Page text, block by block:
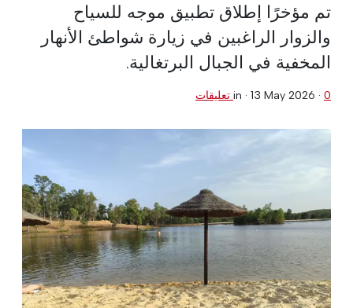
تم مؤخرًا إطلاق تطبيق موجه للسياح
والزوار الراغبين في زيارة شواطئ الأنهار
المخفية في الجبال البرتغالية.
in · 13 May 2026 · 0 تعليقات